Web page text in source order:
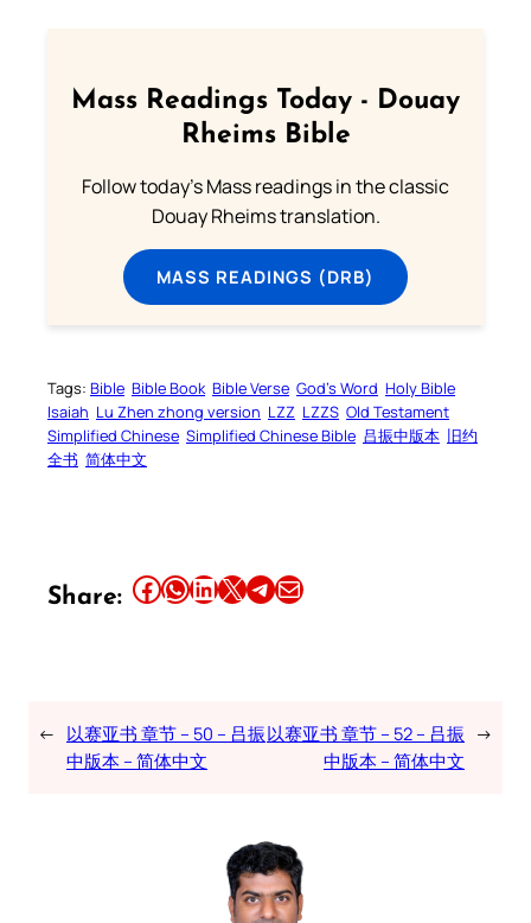
Mass Readings Today - Douay
Rheims Bible
Follow today's Mass readings in the classic
Douay Rheims translation.
MASS READINGS (DRB)
Tags: Bible Bible Book Bible Verse God’s Word Holy Bible
Isaiah Lu Zhen zhong version LZZ LZZS Old Testament
Simplified Chinese Simplified Chinese Bible 吕振中版本 旧约
全书 简体中文
Share: Share this article on Facebook Share this article on WhatsApp Share this article on LinkedIn Share this article on X Share this article on TelegramEmail this Article
← 以赛亚书 章节 – 50 – 吕振
中版本 – 简体中文
以赛亚书 章节 – 52 – 吕振
中版本 – 简体中文
→